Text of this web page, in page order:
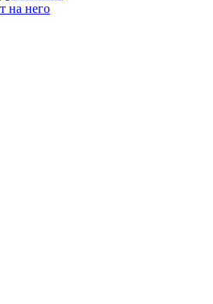
на него